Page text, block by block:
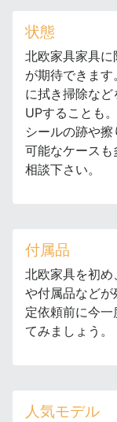
状態
北欧家具家具
が期待できま
に拭き掃除な
UPすることも。
シールの跡や
可能なケース
相談下さい。
付属品
北欧家具を初
や付属品など
定依頼前に今
てみましょう。
人気モデル